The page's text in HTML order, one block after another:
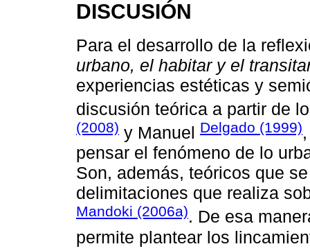
DISCUSIÓN
Para el desarrollo de la
urbano, el habitar y el
experiencias estéticas y
discusión teórica a partir de
(2008) y Manuel Delgado (1999)
pensar el fenómeno de lo
Son, además, teóricos que
delimitaciones que realiza
Mandoki (2006a). De esa
permite plantear los